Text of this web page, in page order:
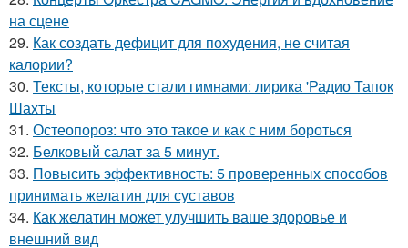
на сцене
29. Как создать дефицит для похудения, не считая
калории?
30. Тексты, которые стали гимнами: лирика 'Радио Тапок
Шахты
31. Остеопороз: что это такое и как с ним бороться
32. Белковый салат за 5 минут.
33. Повысить эффективность: 5 проверенных способов
принимать желатин для суставов
34. Как желатин может улучшить ваше здоровье и
внешний вид